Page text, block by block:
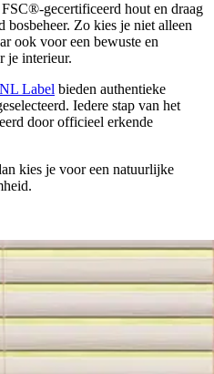
gecertificeerd hout en draag
bosbeheer. Zo kies je niet alleen
ook voor een bewuste en
je interieur.
NL Label bieden authentieke
Iedere stap van het
door officieel erkende
kies je voor een natuurlijke